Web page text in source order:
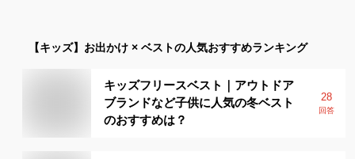
【キッズ】 お出かけ × ベストの人気おすすめランキング
キッズフリースベスト｜アウトドア
ブランドなど子供に人気の冬ベスト
のおすすめは？
28
回答